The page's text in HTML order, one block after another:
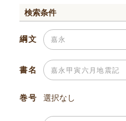
検索条件
綱文
書名
巻号